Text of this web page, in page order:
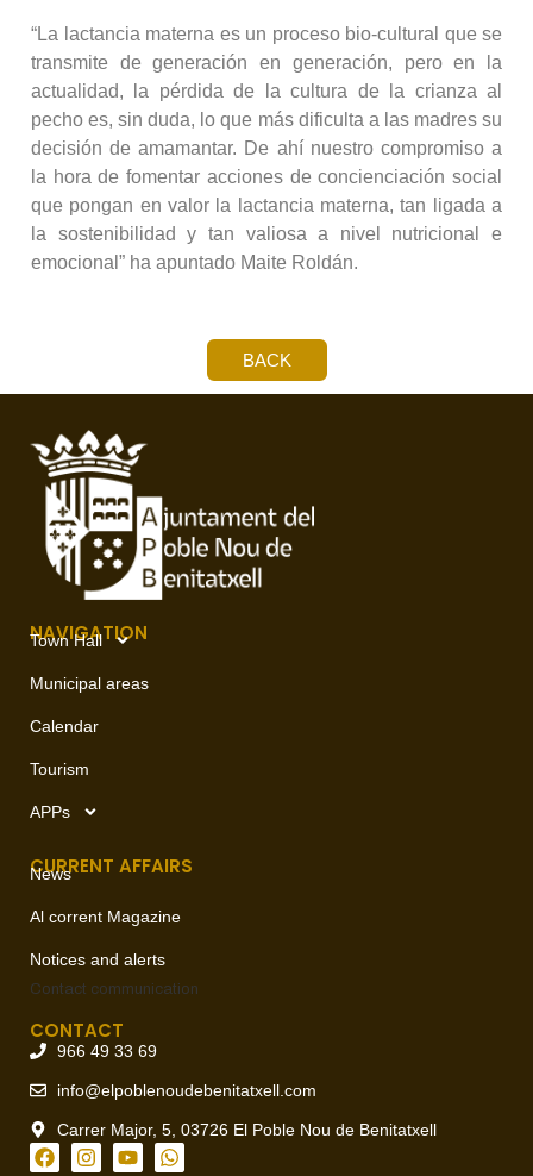
“La lactancia materna es un proceso bio-cultural que se
transmite de generación en generación, pero en la
actualidad, la pérdida de la cultura de la crianza al
pecho es, sin duda, lo que más dificulta a las madres su
decisión de amamantar. De ahí nuestro compromiso a
la hora de fomentar acciones de concienciación social
que pongan en valor la lactancia materna, tan ligada a
la sostenibilidad y tan valiosa a nivel nutricional e
emocional” ha apuntado Maite Roldán.
BACK
NAVIGATION
Town Hall
Municipal areas
Calendar
Tourism
APPs
CURRENT AFFAIRS
News
Al corrent Magazine
Notices and alerts
Contact communication
CONTACT
966 49 33 69
info@elpoblenoudebenitatxell.com
Carrer Major, 5, 03726 El Poble Nou de Benitatxell